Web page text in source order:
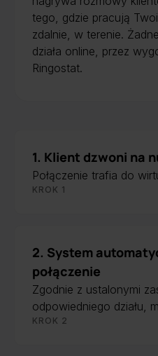
tego, gdzie pracują
zdalnie, w terenie.
działa online, przez
Ringostat.
1. Klient dzwoni na
Połączenie trafia do
KROK 1
2. System
połączenie
Zgodnie z ustalonymi
odpowiedniego działu,
KROK 2